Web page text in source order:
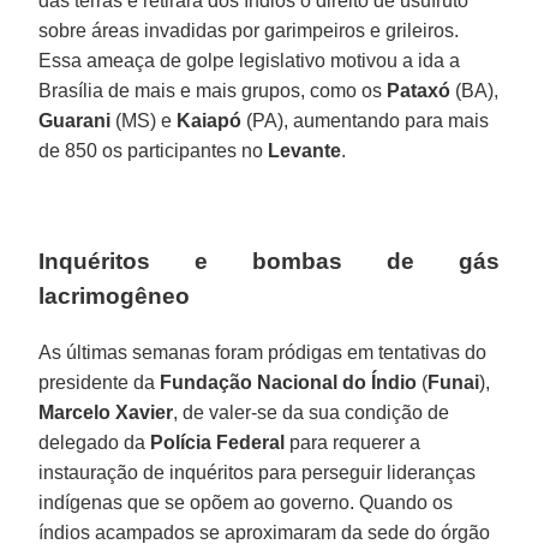
sobre áreas invadidas por garimpeiros e grileiros.
Essa ameaça de golpe legislativo motivou a ida a
Brasília de mais e mais grupos, como os Pataxó (BA),
Guarani (MS) e Kaiapó (PA), aumentando para mais
de 850 os participantes no Levante.
Inquéritos e bombas de gás
lacrimogêneo
As últimas semanas foram pródigas em tentativas do
presidente da Fundação Nacional do Índio (Funai),
Marcelo Xavier, de valer-se da sua condição de
delegado da Polícia Federal para requerer a
instauração de inquéritos para perseguir lideranças
indígenas que se opõem ao governo. Quando os
índios acampados se aproximaram da sede do órgão